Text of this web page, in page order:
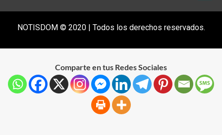
NOTISDOM © 2020 | Todos los derechos reservados.
Comparte en tus Redes Sociales